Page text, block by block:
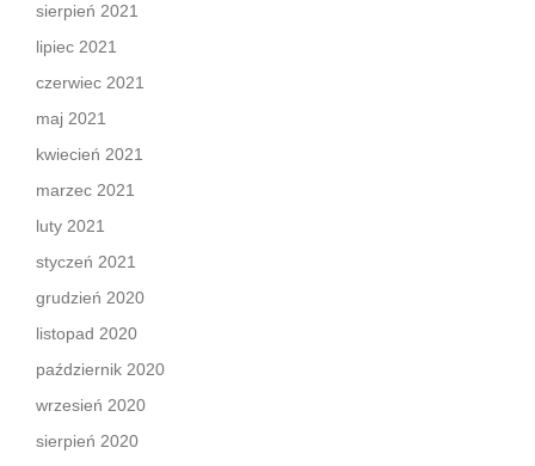
sierpień 2021
lipiec 2021
czerwiec 2021
maj 2021
kwiecień 2021
marzec 2021
luty 2021
styczeń 2021
grudzień 2020
listopad 2020
październik 2020
wrzesień 2020
sierpień 2020